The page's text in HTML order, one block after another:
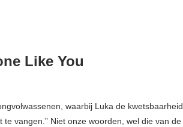
Like You
waarbij Luka de kwetsbaarheid
vangen.” Niet onze woorden, wel die van de